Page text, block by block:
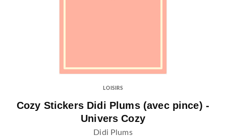
LOISIRS
Cozy Stickers Didi Plums (avec pince) -
Univers Cozy
Didi Plums